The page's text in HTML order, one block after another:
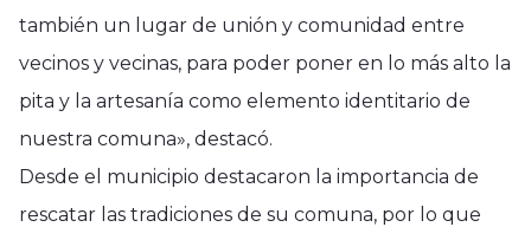
también un lugar de unión y comunidad entre
vecinos y vecinas, para poder poner en lo más alto la
pita y la artesanía como elemento identitario de
nuestra comuna», destacó.
Desde el municipio destacaron la importancia de
rescatar las tradiciones de su comuna, por lo que